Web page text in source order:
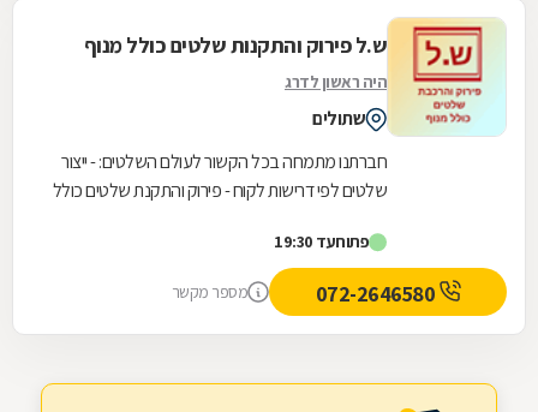
ש.ל פירוק והתקנות שלטים כולל מנוף
היה ראשון לדרג
שתולים
חברתנו מתמחה בכל הקשור לעולם השלטים: - ייצור
שלטים לפי דרישות לקוח - פירוק והתקנת שלטים כולל
ולא...פתוחעד 19:30
מספר מקשר